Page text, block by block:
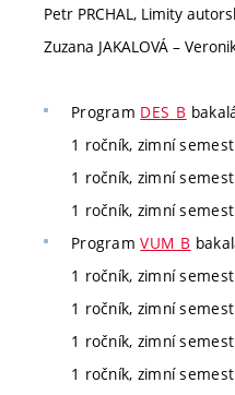
Petr PRCHAL, Limity
Zuzana JAKALOVÁ –
Program DES_B
1 ročník, zimní
1 ročník, zimní
1 ročník, zimní
ProgramVUM_B
1 ročník, zimní
1 ročník, zimní
1 ročník, zimní
1 ročník, zimní